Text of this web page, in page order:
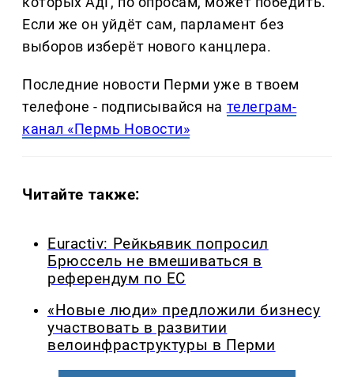
Если же он уйдёт сам, парламент без
выборов изберёт нового канцлера.
Последние новости Перми уже в твоем
телефоне - подписывайся на телеграм-
канал «Пермь Новости»
Читайте также:
Euractiv: Рейкьявик попросил
Брюссель не вмешиваться в
референдум по ЕС
«Новые люди» предложили бизнесу
участвовать в развитии
велоинфраструктуры в Перми